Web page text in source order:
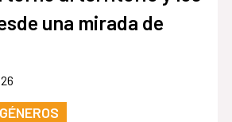
una mirada de